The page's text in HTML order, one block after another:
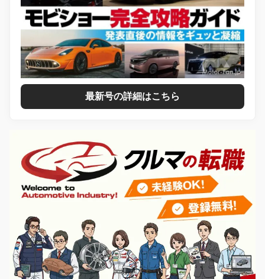
最新号の詳細はこちら